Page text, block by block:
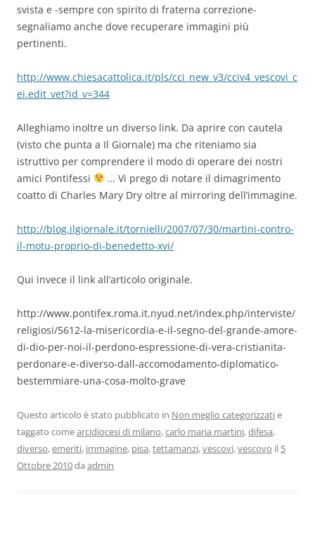
svista e -sempre con spirito di fraterna correzione-
segnaliamo anche dove recuperare immagini più
pertinenti.
http://www.chiesacattolica.it/pls/cci_new_v3/cciv4_vescovi_c
ei.edit_vet?id_v=344
Alleghiamo inoltre un diverso link. Da aprire con cautela
(visto che punta a Il Giornale) ma che riteniamo sia
istruttivo per comprendere il modo di operare dei nostri
amici Pontifessi
… Vi prego di notare il dimagrimento
coatto di Charles Mary Dry oltre al mirroring dell’immagine.
http://blog.ilgiornale.it/tornielli/2007/07/30/martini-contro-
il-motu-proprio-di-benedetto-xvi/
Qui invece il link all’articolo originale.
http://www.pontifex.roma.it.nyud.net/index.php/interviste/
religiosi/5612-la-misericordia-e-il-segno-del-grande-amore-
di-dio-per-noi-il-perdono-espressione-di-vera-cristianita-
perdonare-e-diverso-dall-accomodamento-diplomatico-
bestemmiare-una-cosa-molto-grave
Questo articolo è stato pubblicato in Non meglio categorizzatie
taggato comearcidiocesi di milano,carlo maria martini,difesa,
diverso,emeriti, immagine, pisa,tettamanzi,vescovi,vescovo il 5
Ottobre 2010da admin